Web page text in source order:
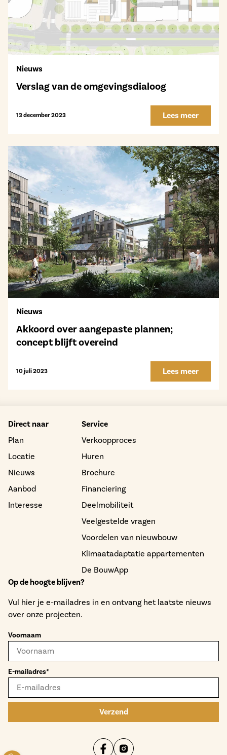
Nieuws
Verslag van de omgevingsdialoog
13 december 2023 Lees meer
Nieuws
Akkoord over aangepaste plannen;
concept blijft overeind
10 juli 2023 Lees meer
Direct naar
Plan
Locatie
Nieuws
Aanbod
Interesse
Service
Verkoopproces
Huren
Brochure
Financiering
Deelmobiliteit
Veelgestelde vragen
Voordelen van nieuwbouw
Klimaatadaptatie appartementen
De BouwApp
Op de hoogte blijven?
Vul hier je e-mailadres in en ontvang het laatste nieuws
over onze projecten.
Voornaam
E-mailadres*
Verzend